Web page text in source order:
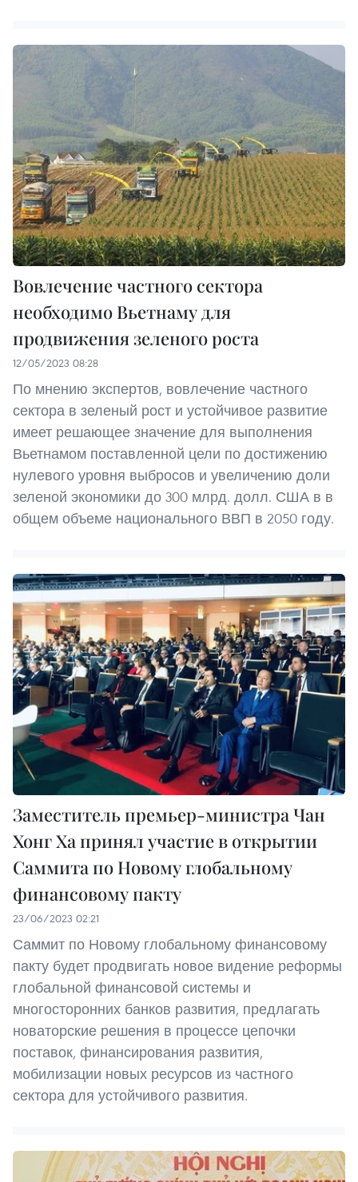
Вовлечение частного сектора
необходимо Вьетнаму для
продвижения зеленого роста
12/05/2023 08:28
По мнению экспертов, вовлечение частного
сектора в зеленый рост и устойчивое развитие
имеет решающее значение для выполнения
Вьетнамом поставленной цели по достижению
нулевого уровня выбросов и увеличению доли
зеленой экономики до 300 млрд. долл. США в в
общем объеме национального ВВП в 2050 году.
Заместитель премьер-министра Чан
Хонг Ха принял участие в открытии
Саммита по Новому глобальному
финансовому пакту
23/06/2023 02:21
Саммит по Новому глобальному финансовому
пакту будет продвигать новое видение реформы
глобальной финансовой системы и
многосторонних банков развития, предлагать
новаторские решения в процессе цепочки
поставок, финансирования развития,
мобилизации новых ресурсов из частного
сектора для устойчивого развития.